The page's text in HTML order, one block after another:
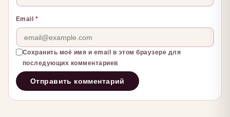
Email *
Сохранить моё имя и email в этом браузере для
последующих комментариев